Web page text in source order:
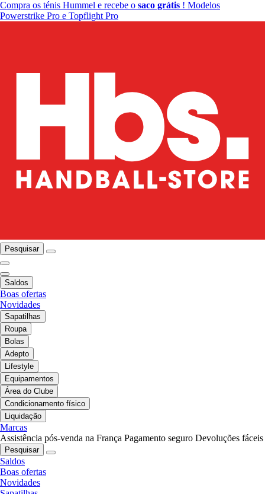
Compra os ténis Hummel e recebe o saco grátis ! Modelos
Powerstrike Pro e Topflight Pro
Pesquisar
Saldos
Boas ofertas
Novidades
Sapatilhas
Roupa
Bolas
Adepto
Lifestyle
Equipamentos
Área do Clube
Condicionamento físico
Liquidação
Marcas
Assistência pós-venda na França Pagamento seguro Devoluções fáceis
Pesquisar
Saldos
Boas ofertas
Novidades